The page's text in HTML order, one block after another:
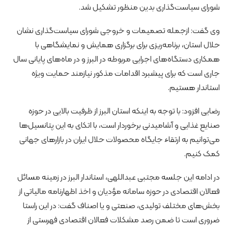
شورای سیاست‌گذاری بدین منظور تشکیل شد.
وی گفت: ازجمله تصمیمات و خروجی شورای سیاست‌گذاری نشان
حلال استان، برنامه‌ریزی برای برگزاری همایش و نمایشگاهی با
همکاری دستگاه‌های اجرایی مربوطه در البرز و در ماه‌های پایانی سال
جاری است که برای پیشبرد اقدامات مذکور نیازمند حمایت ویژه
استاندار هستیم.
رضایی افزود: با توجه به اینکه استان البرز از ظرفیت بالایی در حوزه
صنایع غذایی و آشامیدنی برخوردار است، با اتکای به این پتانسیل‌ها
می‌توانیم به ارتقاء جایگاه محصولات حلال ایران در بازارهای جهانی
کمک کنیم.
در ادامه این جلسه مجتبی عبداللهی، استاندار البرز در زمینه مسائل
فعالان اقتصادی در حوزه سامانه مؤدیان و اخذ اظهارنامه مالیاتی از
بخش‌های مختلف تولیدی، صنعتی و یا اصناف گفت: در این راستا
ضروری است تا ضمن رصد مشکلات فعالان اقتصادی فهرستی از